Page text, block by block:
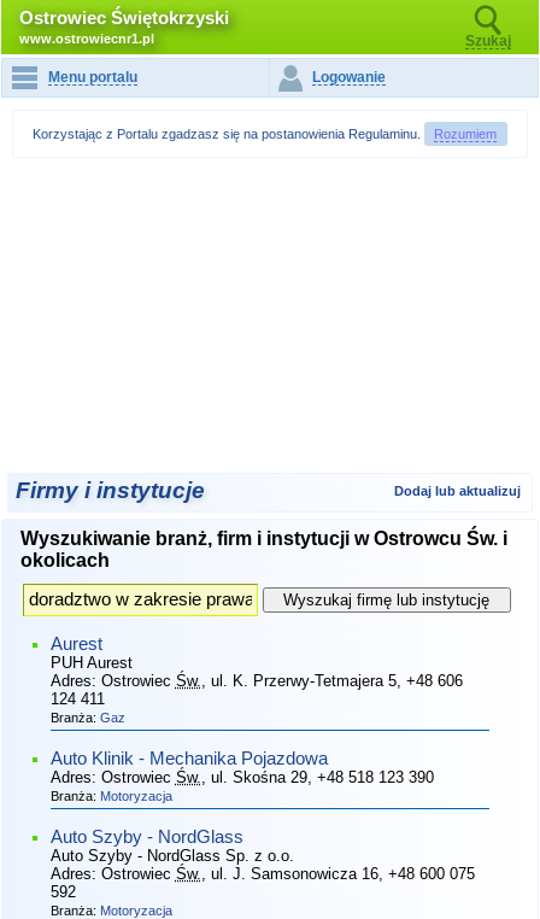
Ostrowiec Świętokrzyski
www.ostrowiecnr1.pl Szukaj
Menu portalu Logowanie
Korzystając z Portalu zgadzasz się na postanowienia Regulaminu Rozumiem
Firmy i instytucje Dodaj lub aktualizuj
Wyszukiwanie branż, firm i instytucji w Ostrowcu Św. i
okolicach
Aurest
PUH Aurest
Adres: Ostrowiec Św. , ul. K. Przerwy-Tetmajera 5, +48 606
124 411
Branża: Gaz
Auto Klinik - Mechanika Pojazdowa
Adres: Ostrowiec Św. , ul. Skośna 29, +48 518 123 390
Branża: Motoryzacja
Auto Szyby - NordGlass
Auto Szyby - NordGlass Sp. z o.o.
Adres: Ostrowiec Św. , ul. J. Samsonowicza 16, +48 600 075
592
Branża: Motoryzacja